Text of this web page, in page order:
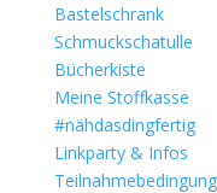
Bastelschrank
Schmuckschatulle
Bücherkiste
Meine Stoffkasse
#nähdasdingfertig
Linkparty & Infos